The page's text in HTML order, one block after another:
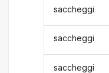
saccheggi
saccheggi
saccheggi